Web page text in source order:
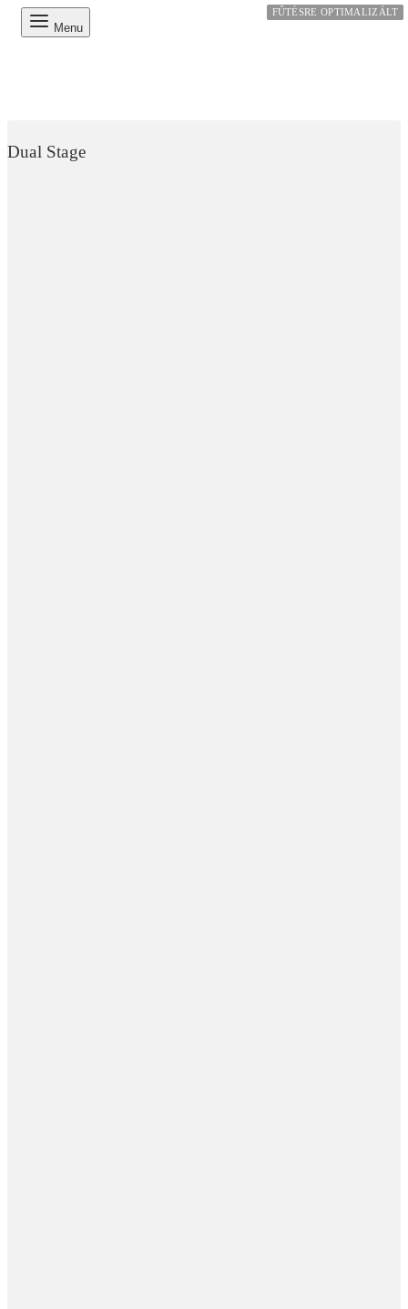
Menu
Dual Stage
FŰTÉSRE OPTIMALIZÁLT
FŰTÉSRE OPTIMALIZÁLT
FŰTÉSRE OPTIMALIZÁLT